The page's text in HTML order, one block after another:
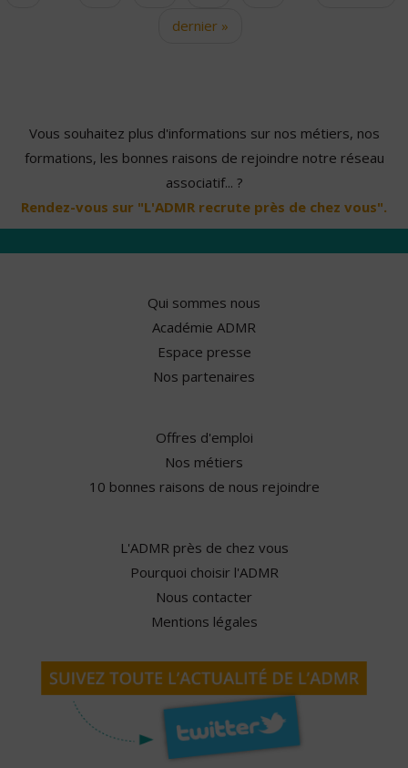
dernier »
Vous souhaitez plus d'informations sur nos métiers, nos
formations, les bonnes raisons de rejoindre notre réseau
associatif... ?
Rendez-vous sur "L'ADMR recrute près de chez vous".
Qui sommes nous
Académie ADMR
Espace presse
Nos partenaires
Offres d'emploi
Nos métiers
10 bonnes raisons de nous rejoindre
L'ADMR près de chez vous
Pourquoi choisir l'ADMR
Nous contacter
Mentions légales